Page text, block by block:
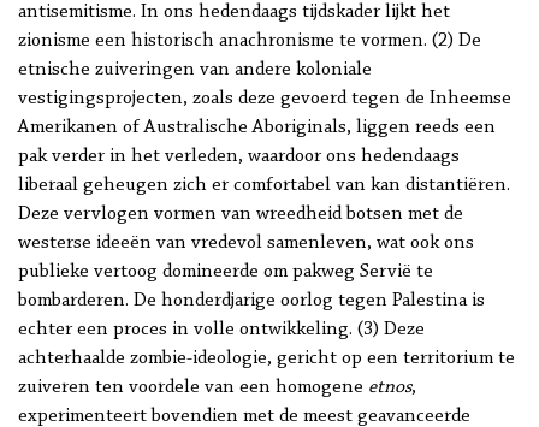
antisemitisme. In ons hedendaags tijdskader lijkt het
zionisme een historisch anachronisme te vormen. (2) De
etnische zuiveringen van andere koloniale
vestigingsprojecten, zoals deze gevoerd tegen de Inheemse
Amerikanen of Australische Aboriginals, liggen reeds een
pak verder in het verleden, waardoor ons hedendaags
liberaal geheugen zich er comfortabel van kan distantiëren.
Deze vervlogen vormen van wreedheid botsen met de
westerse ideeën van vredevol samenleven, wat ook ons
publieke vertoog domineerde om pakweg Servië te
bombarderen. De honderdjarige oorlog tegen Palestina is
echter een proces in volle ontwikkeling. (3) Deze
achterhaalde zombie-ideologie, gericht op een territorium te
zuiveren ten voordele van een homogene etnos,
experimenteert bovendien met de meest geavanceerde